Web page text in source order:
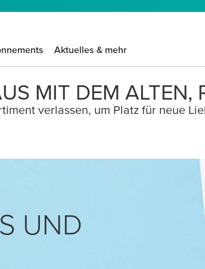
Aktuelles & mehr
MIT DEM ALTEN,
verlassen, um Platz für neue
UND